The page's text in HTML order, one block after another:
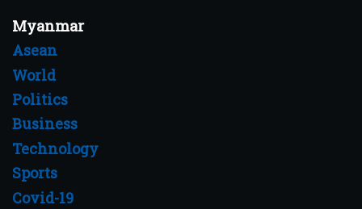
Myanmar
Asean
World
Politics
Business
Technology
Sports
Covid-19